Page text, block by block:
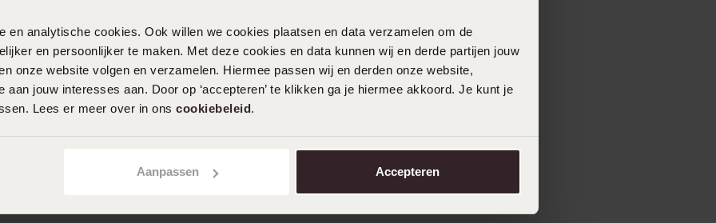
en analytische cookies. Ook willen we cookies plaatsen en data verzamelen om de
en persoonlijker te maken. Met deze cookies en data kunnen wij en derde partijen jouw
onze website volgen en verzamelen. Hiermee passen wij en derden onze website,
aan jouw interesses aan. Door op ‘accepteren’ te klikken ga je hiermee akkoord. Je kunt je
Lees er meer over in ons cookiebeleid.
Aanpassen Accepteren
26-04-2026 - Narine J.
Dankjewel!!!
Toon meer